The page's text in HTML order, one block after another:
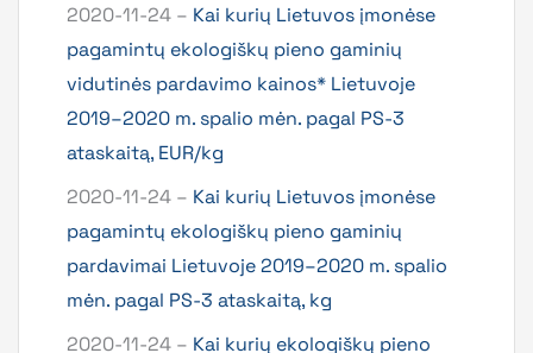
2020-11-24 – Kai kurių Lietuvos įmonėse
pagamintų ekologiškų pieno gaminių
vidutinės pardavimo kainos* Lietuvoje
2019–2020 m. spalio mėn. pagal PS-3
ataskaitą, EUR/kg
2020-11-24 – Kai kurių Lietuvos įmonėse
pagamintų ekologiškų pieno gaminių
pardavimai Lietuvoje 2019–2020 m. spalio
mėn. pagal PS-3 ataskaitą, kg
2020-11-24 – Kai kurių ekologiškų pieno